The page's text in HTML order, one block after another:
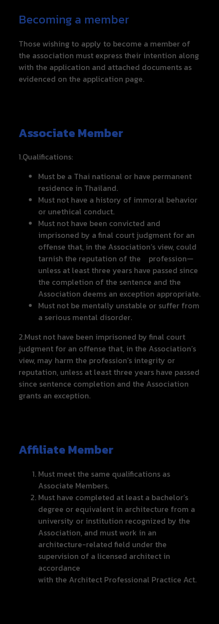
Becoming a member
Those wishing to apply to become a member of
the association must express their intention along
with the application and attached documents as
evidenced on the application page.
Associate Member
1.Qualifications:
Must be a Thai national or have permanent
residence in Thailand.
Must not have a history of immoral behavior
or unethical conduct.
Must not have been convicted and
imprisoned by a final court judgment for an
offense that, in the Association’s view, could
tarnish the reputation of the profession—
unless at least three years have passed since
the completion of the sentence and the
Association deems an exception appropriate.
Must not be mentally unstable or suffer from
a serious mental disorder.
2.Must not have been imprisoned by final court
judgment for an offense that, in the Association’s
view, may harm the profession’s integrity or
reputation, unless at least three years have passed
since sentence completion and the Association
grants an exception.
Affiliate Member
Must meet the same qualifications as
Associate Members.
Must have completed at least a bachelor’s
degree or equivalent in architecture from a
university or institution recognized by the
Association, and must work in an
architecture-related field under the
supervision of a licensed architect in
accordance
with the Architect Professional Practice Act.